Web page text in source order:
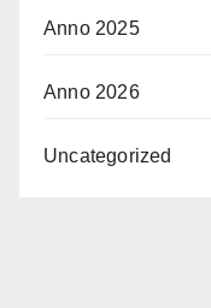
Anno 2025
Anno 2026
Uncategorized